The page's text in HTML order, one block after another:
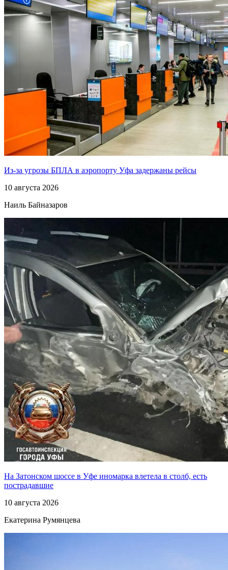
Из-за угрозы БПЛА в аэропорту Уфа задержаны рейсы
10 августа 2026
Наиль Байназаров
На Затонском шоссе в Уфе иномарка влетела в столб, есть
пострадавшие
10 августа 2026
Екатерина Румянцева